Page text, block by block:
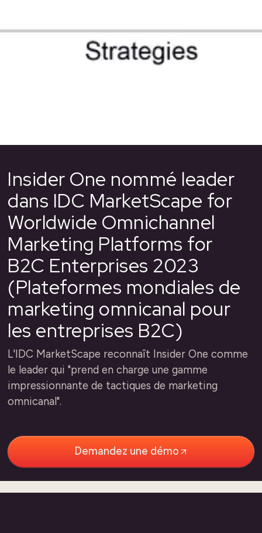
Insider One nommé leader
dans IDC MarketScape for
Worldwide Omnichannel
Marketing Platforms for
B2C Enterprises 2023
(Plateformes mondiales de
marketing omnicanal pour
les entreprises B2C)
L'IDC MarketScape reconnaît Insider One comme
le leader qui "prend en charge une gamme
impressionnante de tactiques de marketing
omnicanal".
Demandez une démo